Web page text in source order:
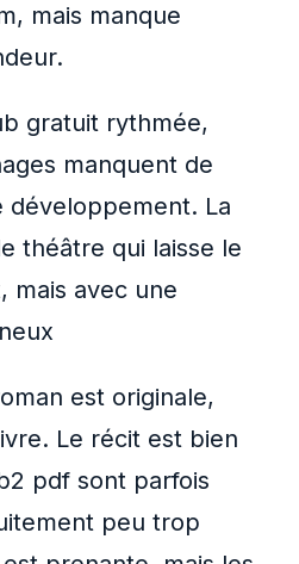
mais manque
gratuit rythmée,
manquent de
développement. La
théâtre qui laisse le
mais avec une
est originale,
Le récit est bien
pdf sont parfois
peu trop